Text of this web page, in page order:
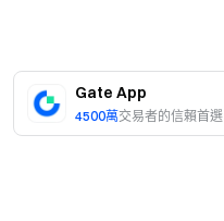
Gate App
4500萬交易者的信賴首選